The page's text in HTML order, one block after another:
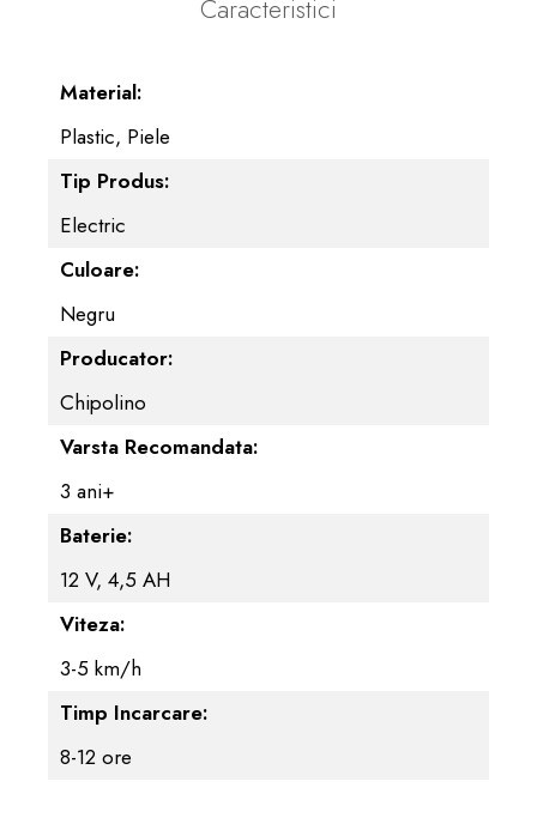
Caracteristici
Material:
Plastic, Piele
Tip Produs:
Electric
Culoare:
Negru
Producator:
Chipolino
Varsta Recomandata:
3 ani+
Baterie:
12 V, 4,5 AH
Viteza:
3-5 km/h
Timp Incarcare:
8-12 ore